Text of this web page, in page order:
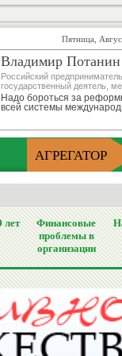
Пятница,
Владимир Потанин
Российский предприниматель,
государственный деятель,
Надо бороться за
всей системы
АГРЕГАТОР
лет
Финансовые
проблемы в
организации